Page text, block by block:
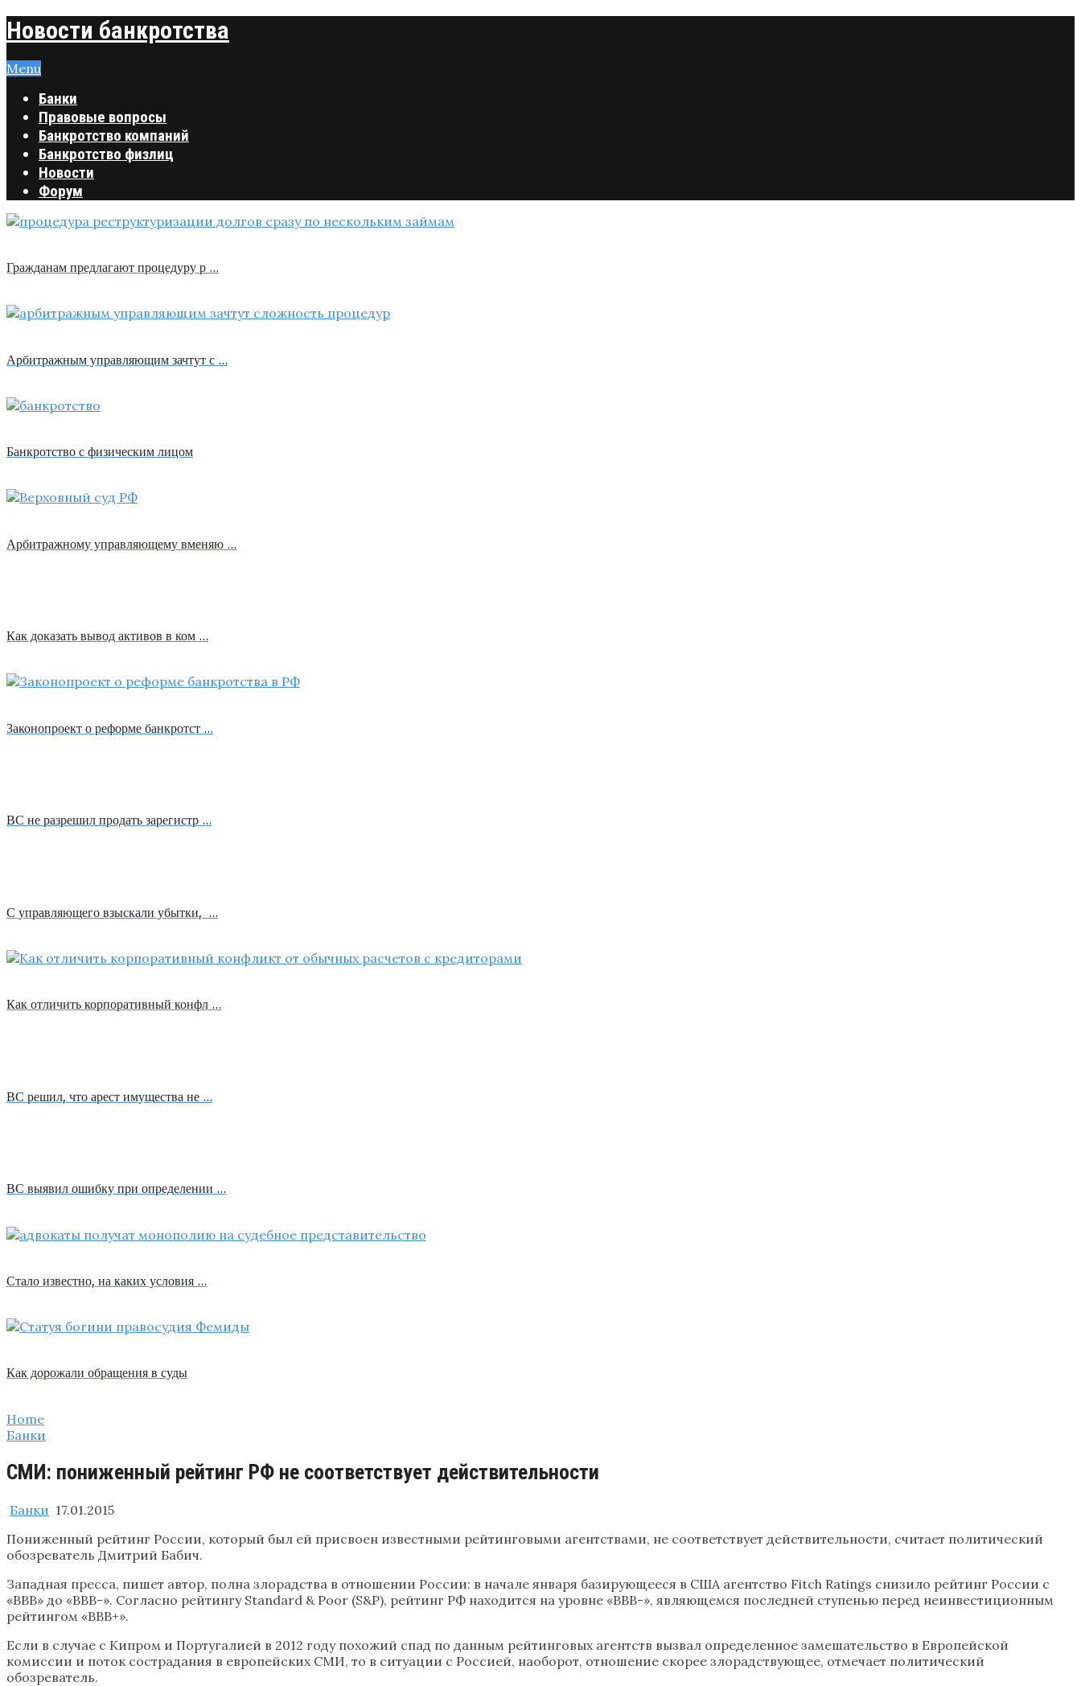
Новости банкротства
Menu
Банки
Правовые вопросы
Банкротство компаний
Банкротство физлиц
Новости
Форум
Гражданам предлагают процедуру р …
Арбитражным управляющим зачтут с …
Банкротство с физическим лицом
Арбитражному управляющему вменяю …
Как доказать вывод активов в ком …
Законопроект о реформе банкротст …
ВС не разрешил продать зарегистр …
С управляющего взыскали убытки, …
Как отличить корпоративный конфл …
ВС решил, что арест имущества не …
ВС выявил ошибку при определении …
Стало известно, на каких условия …
Как дорожали обращения в суды
Home
Банки
СМИ: пониженный рейтинг РФ не соответствует действительности
Банки 17.01.2015
Пониженный рейтинг России, который был ей присвоен известными рейтинговыми агентствами, не соответствует действительности, считает политический
обозреватель Дмитрий Бабич.
Западная пресса, пишет автор, полна злорадства в отношении России: в начале января базирующееся в США агентство Fitch Ratings снизило рейтинг России с
«BBB» до «BBB-». Согласно рейтингу Standard & Poor (S&P), рейтинг РФ находится на уровне «BBB-», являющемся последней ступенью перед неинвестиционным
рейтингом «BBB+».
Если в случае с Кипром и Португалией в 2012 году похожий спад по данным рейтинговых агентств вызвал определенное замешательство в Европейской
комиссии и поток сострадания в европейских СМИ, то в ситуации с Россией, наоборот, отношение скорее злорадствующее, отмечает политический
обозреватель.